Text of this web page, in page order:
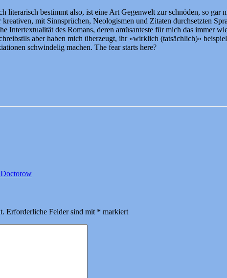
literarisch bestimmt also, ist eine Art Gegenwelt zur schnöden, so
mit Sinnsprüchen, Neologismen und Zitaten durchsetzten
Intertextualität des Romans, deren amüsanteste für mich das immer
aber haben mich überzeugt, ihr «wirklich (tatsächlich)»
schwindelig machen. The fear starts here?
Erforderliche Felder sind mit * markiert